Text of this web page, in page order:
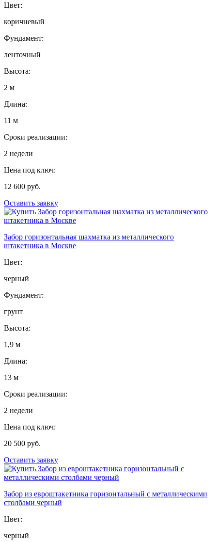
Цвет:
коричневый
Фундамент:
ленточный
Высота:
2 м
Длина:
11 м
Сроки реализации:
2 недели
Цена под ключ:
12 600 руб.
Оставить заявку
Забор горизонтальная шахматка из металлического
штакетника в Москве
Цвет:
черный
Фундамент:
грунт
Высота:
1,9 м
Длина:
13 м
Сроки реализации:
2 недели
Цена под ключ:
20 500 руб.
Оставить заявку
Забор из евроштакетника горизонтальный с металлическими
столбами черный
Цвет:
черный